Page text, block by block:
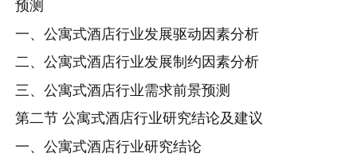
预测
一、公寓式酒店行业发展驱动因素分析
二、公寓式酒店行业发展制约因素分析
三、公寓式酒店行业需求前景预测
第二节 公寓式酒店行业研究结论及建议
一、公寓式酒店行业研究结论